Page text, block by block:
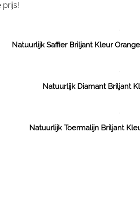
prijs!
Natuurlijk Saffier Briljant Kleur
Natuurlijk Diamant Briljant
Natuurlijk Toermalijn Briljant